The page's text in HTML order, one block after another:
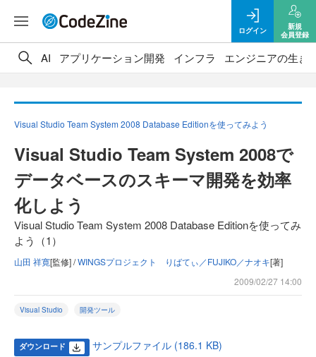
ログイン
新規
会員登録
AI アプリケーション開発 インフラ エンジニアの生き
Visual Studio Team System 2008 Database Editionを使ってみよう
Visual Studio Team System 2008で
データベースのスキーマ開発を効率
化しよう
Visual Studio Team System 2008 Database Editionを使ってみ
よう（1）
山田 祥寛[監修] /WINGSプロジェクト りばてぃ／FUJIKO／ナオキ[著]
2009/02/27 14:00
Visual Studio 開発ツール
ダウンロード サンプルファイル (186.1 KB)